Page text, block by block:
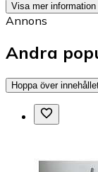
Visa mer information
Annons
Andra
Hoppa över